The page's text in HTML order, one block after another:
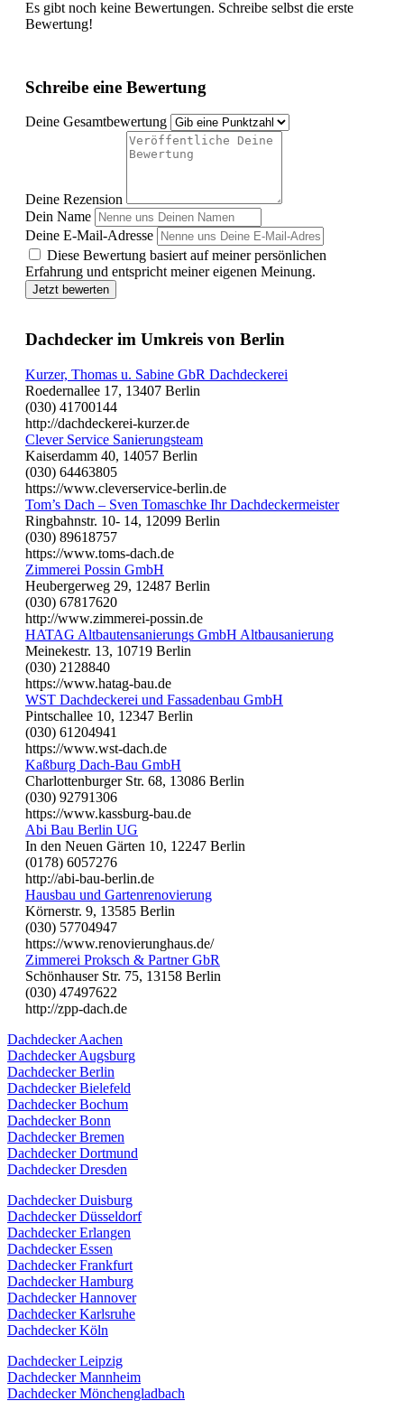
Es gibt noch keine Bewertungen. Schreibe selbst die erste
Bewertung!
Schreibe eine Bewertung
Deine Gesamtbewertung
Deine Rezension
Dein Name
Deine E-Mail-Adresse
Diese Bewertung basiert auf meiner persönlichen
Erfahrung und entspricht meiner eigenen Meinung.
Jetzt bewerten
Dachdecker im Umkreis von Berlin
Kurzer, Thomas u. Sabine GbR Dachdeckerei
Roedernallee 17, 13407 Berlin
(030) 41700144
http://dachdeckerei-kurzer.de
Clever Service Sanierungsteam
Kaiserdamm 40, 14057 Berlin
(030) 64463805
https://www.cleverservice-berlin.de
Tom’s Dach – Sven Tomaschke Ihr Dachdeckermeister
Ringbahnstr. 10- 14, 12099 Berlin
(030) 89618757
https://www.toms-dach.de
Zimmerei Possin GmbH
Heubergerweg 29, 12487 Berlin
(030) 67817620
http://www.zimmerei-possin.de
HATAG Altbautensanierungs GmbH Altbausanierung
Meinekestr. 13, 10719 Berlin
(030) 2128840
https://www.hatag-bau.de
WST Dachdeckerei und Fassadenbau GmbH
Pintschallee 10, 12347 Berlin
(030) 61204941
https://www.wst-dach.de
Kaßburg Dach-Bau GmbH
Charlottenburger Str. 68, 13086 Berlin
(030) 92791306
https://www.kassburg-bau.de
Abi Bau Berlin UG
In den Neuen Gärten 10, 12247 Berlin
(0178) 6057276
http://abi-bau-berlin.de
Hausbau und Gartenrenovierung
Körnerstr. 9, 13585 Berlin
(030) 57704947
https://www.renovierunghaus.de/
Zimmerei Proksch & Partner GbR
Schönhauser Str. 75, 13158 Berlin
(030) 47497622
http://zpp-dach.de
Dachdecker Aachen
Dachdecker Augsburg
Dachdecker Berlin
Dachdecker Bielefeld
Dachdecker Bochum
Dachdecker Bonn
Dachdecker Bremen
Dachdecker Dortmund
Dachdecker Dresden
Dachdecker Duisburg
Dachdecker Düsseldorf
Dachdecker Erlangen
Dachdecker Essen
Dachdecker Frankfurt
Dachdecker Hamburg
Dachdecker Hannover
Dachdecker Karlsruhe
Dachdecker Köln
Dachdecker Leipzig
Dachdecker Mannheim
Dachdecker Mönchengladbach